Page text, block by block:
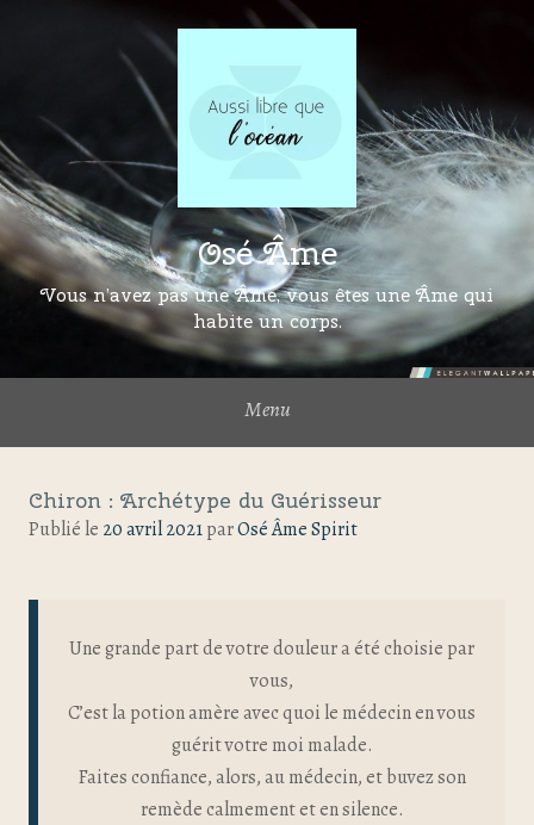
Osé Âme
Vous n’avez pas une Âme, vous êtes une Âme qui
habite un corps.
Menu
Chiron : Archétype du Guérisseur
Publié le 20 avril 2021parOsé Âme Spirit
Une grande part de votre douleur a été choisie par
vous,
C’est la potion amère avec quoi le médecin en vous
guérit votre moi malade.
Faites confiance, alors, au médecin, et buvez son
remède calmement et en silence.